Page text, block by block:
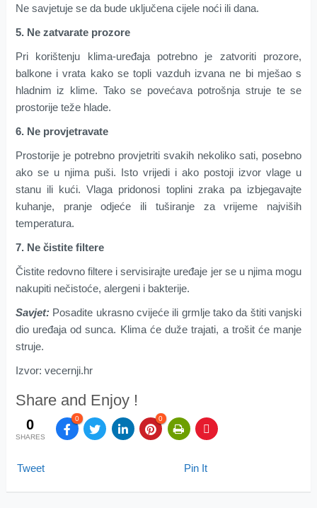
Ne savjetuje se da bude uključena cijele noći ili dana.
5. Ne zatvarate prozore
Pri korištenju klima-uređaja potrebno je zatvoriti prozore,
balkone i vrata kako se topli vazduh izvana ne bi mješao s
hladnim iz klime. Tako se povećava potrošnja struje te se
prostorije teže hlade.
6. Ne provjetravate
Prostorije je potrebno provjetriti svakih nekoliko sati, posebno
ako se u njima puši. Isto vrijedi i ako postoji izvor vlage u
stanu ili kući. Vlaga pridonosi toplini zraka pa izbjegavajte
kuhanje, pranje odjeće ili tuširanje za vrijeme najviših
temperatura.
7. Ne čistite filtere
Čistite redovno filtere i servisirajte uređaje jer se u njima mogu
nakupiti nečistoće, alergeni i bakterije.
Savjet: Posadite ukrasno cvijeće ili grmlje tako da štiti vanjski
dio uređaja od sunca. Klima će duže trajati, a trošit će manje
struje.
Izvor: vecernji.hr
Share and Enjoy !
0
SHARES
0 0
Tweet Pin It